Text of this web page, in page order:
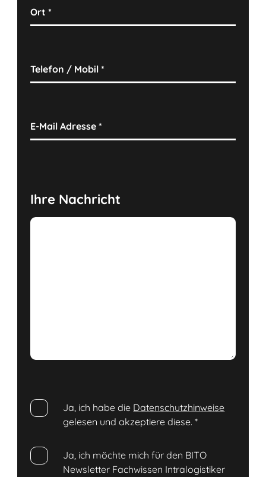
Ort*
Telefon / Mobil*
E-Mail Adresse*
Ihre Nachricht
Ja, ich habe die Datenschutzhinweise
gelesen und akzeptiere diese.*
Ja, ich möchte mich für den BITO
Newsletter Fachwissen Intralogistiker